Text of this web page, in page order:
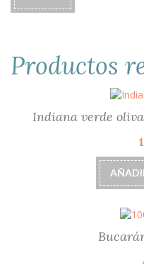
Productos
Indiana verde